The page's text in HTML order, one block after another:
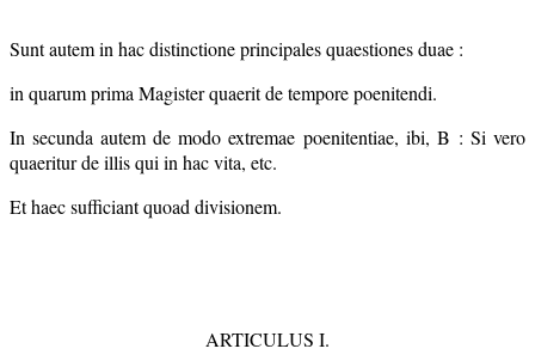
Sunt autem in hac distinctione principales quaestiones duae :
in quarum prima Magister quaerit de tempore poenitendi.
In secunda autem de modo extremae poenitentiae, ibi, B : Si vero
quaeritur de illis qui in hac vita, etc.
Et haec sufficiant quoad divisionem.
ARTICULUS I.